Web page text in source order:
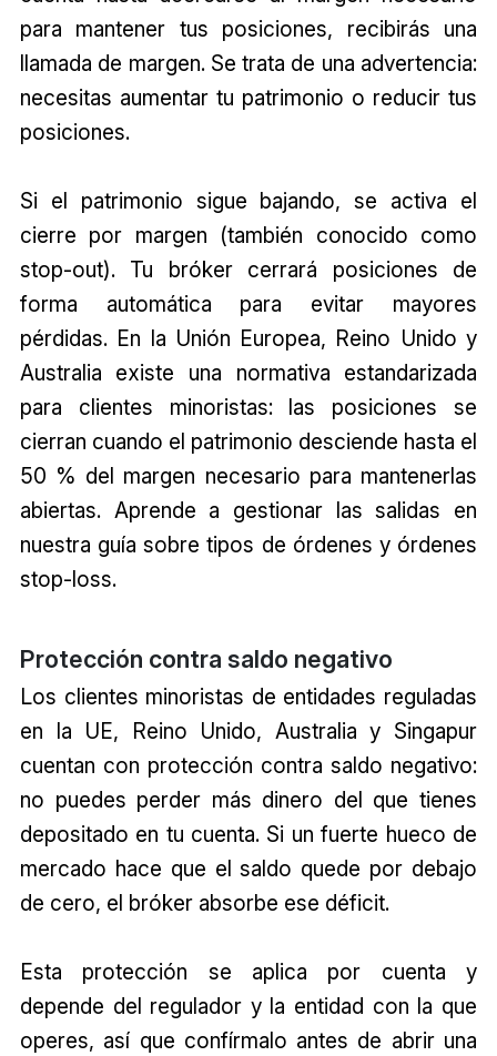
para mantener tus posiciones, recibirás una
llamada de margen. Se trata de una advertencia:
necesitas aumentar tu patrimonio o reducir tus
posiciones.
Si el patrimonio sigue bajando, se activa el
cierre por margen (también conocido como
stop-out). Tu bróker cerrará posiciones de
forma automática para evitar mayores
pérdidas. En la Unión Europea, Reino Unido y
Australia existe una normativa estandarizada
para clientes minoristas: las posiciones se
cierran cuando el patrimonio desciende hasta el
50 % del margen necesario para mantenerlas
abiertas. Aprende a gestionar las salidas en
nuestra guía sobre tipos de órdenes y órdenes
stop-loss.
Protección contra saldo negativo
Los clientes minoristas de entidades reguladas
en la UE, Reino Unido, Australia y Singapur
cuentan con protección contra saldo negativo:
no puedes perder más dinero del que tienes
depositado en tu cuenta. Si un fuerte hueco de
mercado hace que el saldo quede por debajo
de cero, el bróker absorbe ese déficit.
Esta protección se aplica por cuenta y
depende del regulador y la entidad con la que
operes, así que confírmalo antes de abrir una